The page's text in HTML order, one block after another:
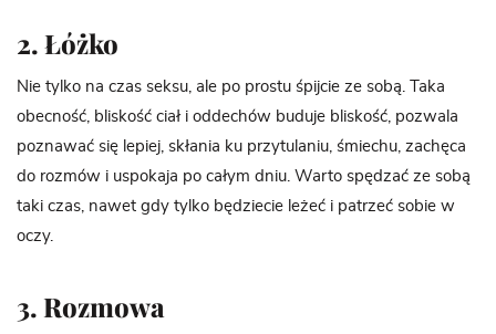
2. Łóżko
Nie tylko na czas seksu, ale po prostu śpijcie ze sobą. Taka
obecność, bliskość ciał i oddechów buduje bliskość, pozwala
poznawać się lepiej, skłania ku przytulaniu, śmiechu, zachęca
do rozmów i uspokaja po całym dniu. Warto spędzać ze sobą
taki czas, nawet gdy tylko będziecie leżeć i patrzeć sobie w
oczy.
3. Rozmowa